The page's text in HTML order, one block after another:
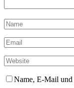
Name, E-Mail und